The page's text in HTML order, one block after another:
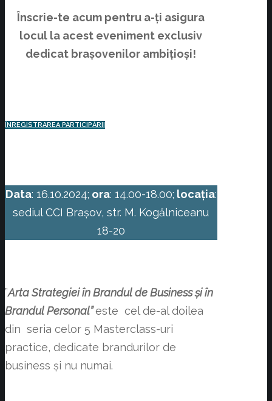
Înscrie-te acum pentru a-ți asigura
locul la acest eveniment exclusiv
dedicat brașovenilor ambițioși!
ÎNREGISTRAREA PARTICIPĂRII
Data: 16.10.2024; ora: 14.00-18.00; locația:
sediul CCI Brașov, str. M. Kogălniceanu
18-20
”Arta Strategiei în Brandul de Business și în
Brandul Personal”este cel de-al doilea
din seria celor 5 Masterclass-uri
practice, dedicate brandurilor de
business și nu numai.